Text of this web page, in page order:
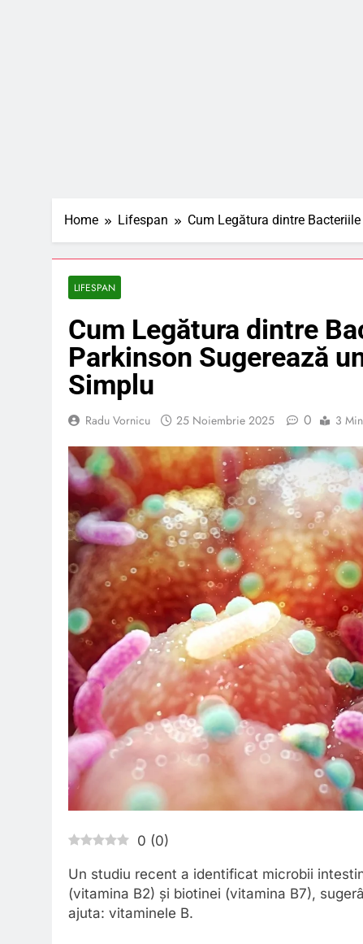
Home Lifespan Cum Legătura dintre
LIFESPAN
Cum Legătura dintre
Parkinson Sugerează
Simplu
Radu Vornicu 25 Noiembrie 2025 0 3
0 (0)
Un studiu recent a identificat microbii
(vitamina B2) și biotinei (vitamina B7),
ajuta: vitaminele B.